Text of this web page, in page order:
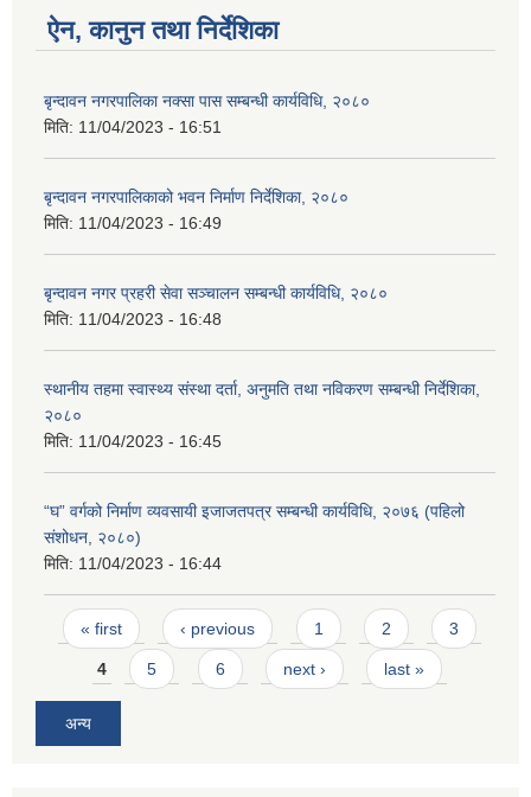
ऐन, कानुन तथा निर्देशिका
बृन्दावन नगरपालिका नक्सा पास सम्बन्धी कार्यविधि, २०८०
मिति: 11/04/2023 - 16:51
बृन्दावन नगरपालिकाको भवन निर्माण निर्देशिका, २०८०
मिति: 11/04/2023 - 16:49
बृन्दावन नगर प्रहरी सेवा सञ्चालन सम्बन्धी कार्यविधि, २०८०
मिति: 11/04/2023 - 16:48
स्थानीय तहमा स्वास्थ्य संस्था दर्ता, अनुमति तथा नविकरण सम्बन्धी निर्देशिका,
२०८०
मिति: 11/04/2023 - 16:45
“घ” वर्गको निर्माण व्यवसायी इजाजतपत्र सम्बन्धी कार्यविधि, २०७६ (पहिलो
संशोधन, २०८०)
मिति: 11/04/2023 - 16:44
Pages
« first ‹ previous 1 2 3
4 5 6 next › last »
अन्य